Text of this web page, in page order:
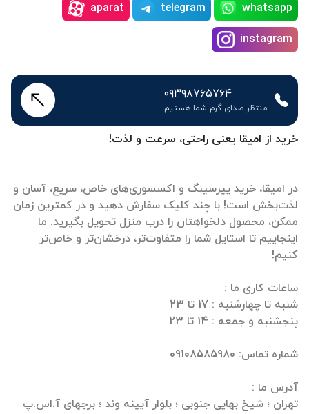
خرید از امیقا یعنی راحتی، سرعت و لذت!
در امیقا، خرید پیرسینگ و اکسسوری‌های خاص، سریع، آسان و
لذت‌بخش است! با چند کلیک سفارش دهید و در کمترین زمان
ممکن، محصول دلخواهتان را درب منزل تحویل بگیرید. ما
اینجاییم تا استایل شما را متفاوت‌تر، درخشان‌تر و خاص‌تر
تهران ؛ شیخ بهایی جنوبی ؛ بلوار آیینه وند ؛ برجهای آ.اس.پ
whatsapp
telegram
aparat
instagram
۰۹۳۹۸۷۶۵۷۶۴
منتظر صدای گرم شما هستیم